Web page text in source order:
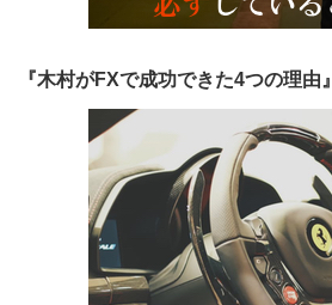
『木村がFXで成功できた4つの理由』